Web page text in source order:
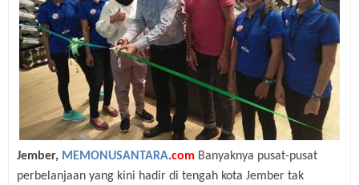
Jember, MEMONUSANTARA.com Banyaknya pusat-pusat
perbelanjaan yang kini hadir di tengah kota Jember tak